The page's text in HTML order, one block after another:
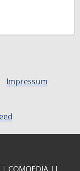
Impressum